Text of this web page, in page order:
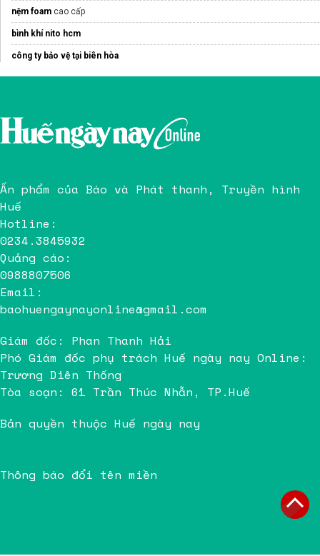
Báo giá máy rửa chén bosch
Nguyên nhân gây viêm khớp háng ở trẻ em
Đặc sản nổi tiếngbánh canh tôm tít Nha Trang
Mua ngayrượu vang đỏcao cấp
nệm foam cao cấp
bình khí nito hcm
công ty bảo vệ tại biên hòa
Sườn cotlet
bình nước hydrogen prife
Ấn phẩm của Báo và Phát thanh, Truyền hình
Huế
Hotline:
0234.3845932
Quảng cáo:
0988807506
Email:
baohuengaynayonline@gmail.com
Giám đốc: Phan Thanh Hải
Phó Giám đốc phụ trách Huế ngày nay Online:
Trương Diên Thống
Tòa soạn: 61 Trần Thúc Nhẫn, TP.Huế
Bản quyền thuộc Huế ngày nay
Thông báo đổi tên miền